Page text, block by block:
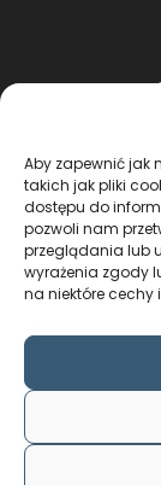
Aby zapewnić jak
takich jak pliki
dostępu do
pozwoli nam
przeglądania lub
wyrażenia zgody
na niektóre cechy